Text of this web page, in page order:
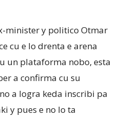
minister y politico Otmar
cu e lo drenta e arena
un plataforma nobo, esta
a confirma cu su
a logra keda inscribi pa
y pues e no lo ta